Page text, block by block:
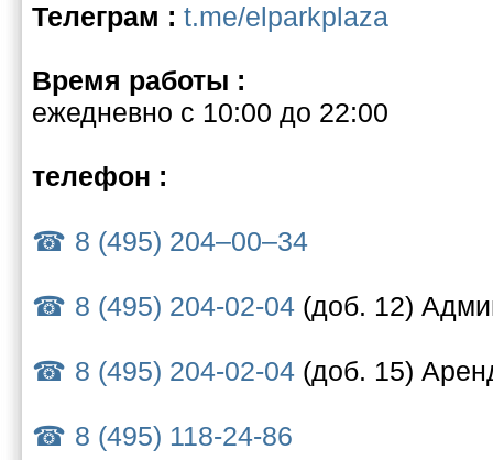
Телеграм : t.me/elparkplaza
Время работы :
ежедневно с 10:00 до 22:00
телефон :
8 (495) 204‒00‒34
8 (495) 204-02-04 (доб. 12)
8 (495) 204-02-04 (доб. 15)
8 (495) 118-24-86